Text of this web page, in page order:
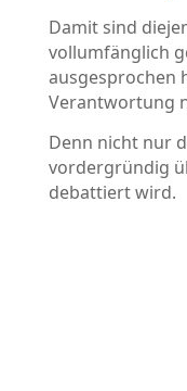
Damit sind
vollumfänglich
ausgesprochen
Verantwortung
Denn nicht nur
vordergründig
debattiert wird.